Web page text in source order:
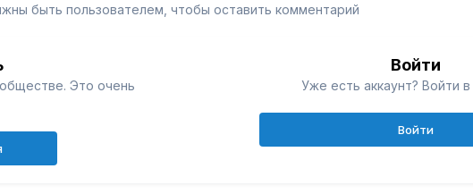
быть пользователем, чтобы оставить комментарий
Это очень
Войти
Уже есть аккаунт? Войти
Войти